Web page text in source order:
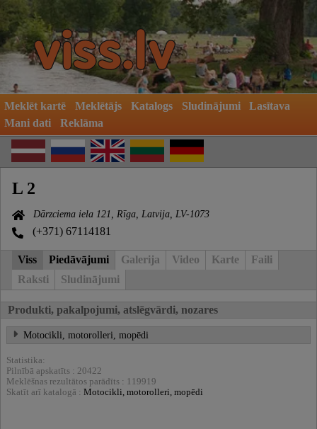
Meklēt kartē Meklētājs Katalogs Sludinājumi
Lasītava
Mani dati
Reklāma
L 2
Dārzciema iela 121, Rīga, Latvija, LV-1073
(+371) 67114181
Viss Piedāvājumi Galerija Video Karte
Faili
Raksti
Sludinājumi
Produkti, pakalpojumi, atslēgvārdi, nozares
Motocikli, motorolleri, mopēdi
Statistika:
Pilnībā apskatīts : 20422
Meklēšnas rezultātos parādīts : 119919
Skatīt arī katalogā : Motocikli, motorolleri, mopēdi